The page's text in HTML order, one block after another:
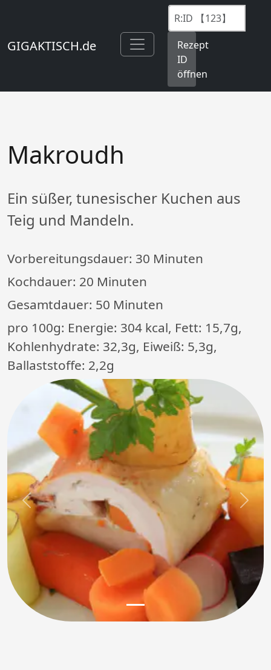
GIGAKTISCH.de
Rezept
ID
öffnen
Makroudh
Ein süßer, tunesischer Kuchen aus
Teig und Mandeln.
Vorbereitungsdauer: 30 Minuten
Kochdauer: 20 Minuten
Gesamtdauer: 50 Minuten
pro 100g: Energie: 304 kcal, Fett: 15,7g,
Kohlenhydrate: 32,3g, Eiweiß: 5,3g,
Ballaststoffe: 2,2g
Previous Next